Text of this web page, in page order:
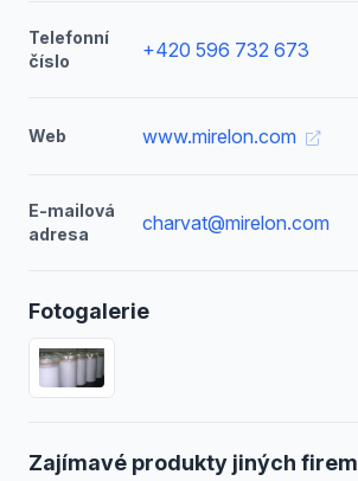
Telefonní
číslo
+420 596 732 673
Web www.mirelon.com
E-mailová
adresa
charvat@mirelon.com
Fotogalerie
Zajímavé produkty jiných firem